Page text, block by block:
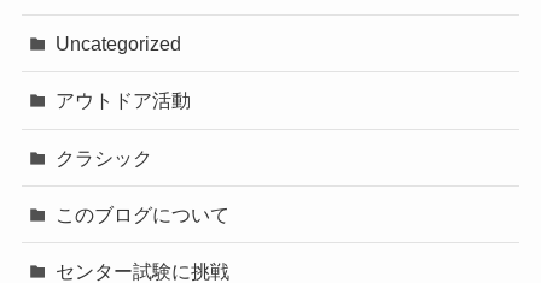
Uncategorized
アウトドア活動
クラシック
このブログについて
センター試験に挑戦